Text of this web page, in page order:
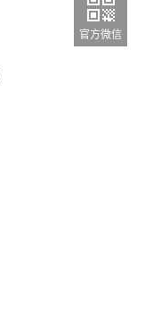
官方微信